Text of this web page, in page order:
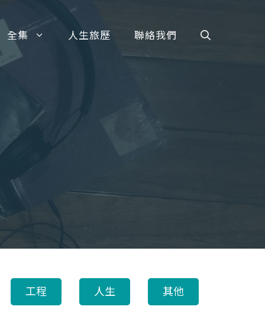
全集 人生旅歷 聯絡我們
工程 人生 其他